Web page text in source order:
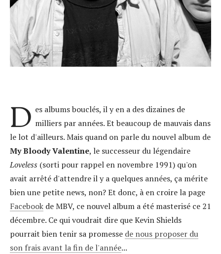
D es albums bouclés, il y en a des dizaines de
milliers par années. Et beaucoup de mauvais dans
le lot d'ailleurs. Mais quand on parle du nouvel album de
My Bloody Valentine, le successeur du légendaire
Loveless (sorti pour rappel en novembre 1991) qu'on
avait arrêté d'attendre il y a quelques années, ça mérite
bien une petite news, non? Et donc, à en croire la page
Facebook de MBV, ce nouvel album a été masterisé ce 21
décembre. Ce qui voudrait dire que Kevin Shields
pourrait bien tenir sa promesse de nous proposer du
son frais avant la fin de l'année...